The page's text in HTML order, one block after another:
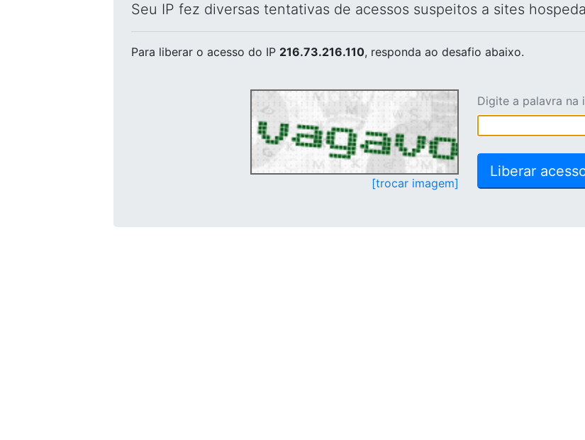
Seu IP fez diversas tentativas de acessos suspeitos a sites
Para liberar o acesso do IP 216.73.216.110, responda ao desafio abaixo.
[trocar imagem]
Digite a palavra na